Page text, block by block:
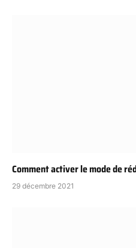
Comment activer le mode de
29 décembre 2021